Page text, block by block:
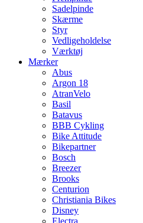
Sadelpinde
Skærme
Styr
Vedligeholdelse
Værktøj
Mærker
Abus
Argon 18
AtranVelo
Basil
Batavus
BBB Cykling
Bike Attitude
Bikepartner
Bosch
Breezer
Brooks
Centurion
Christiania Bikes
Disney